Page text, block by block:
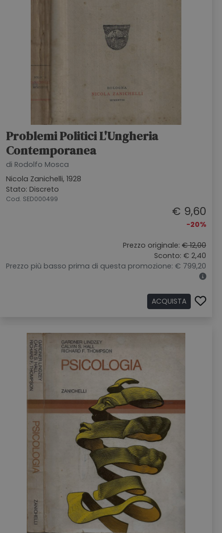
Problemi Politici L'Ungheria
Contemporanea
di Rodolfo Mosca
Nicola Zanichelli, 1928
Stato: Discreto
Cod. SED000499
€ 9,60
-20%
Prezzo originale: € 12,00
Sconto: € 2,40
Prezzo più basso prima di questa promozione: € 799,20
ACQUISTA